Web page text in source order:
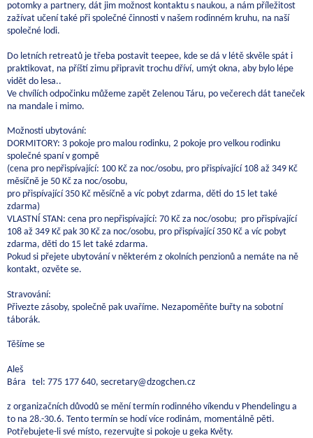
potomky a partnery, dát jim možnost kontaktu s naukou, a nám příležitost
zažívat učení také při společné činnosti v našem rodinném kruhu, na naší
společné lodi.
Do letních retreatů je třeba postavit teepee, kde se dá v létě skvěle spát i
praktikovat, na příští zimu připravit trochu dříví, umýt okna, aby bylo lépe
vidět do lesa..
Ve chvílích odpočinku můžeme zapět Zelenou Táru, po večerech dát taneček
na mandale i mimo.
Možnosti ubytování:
DORMITORY: 3 pokoje pro malou rodinku, 2 pokoje pro velkou rodinku
společné spaní v gompě
(cena pro nepřispívající: 100 Kč za noc/osobu, pro přispívající 108 až 349 Kč
měsíčně je 50 Kč za noc/osobu,
pro přispívající 350 Kč měsíčně a víc pobyt zdarma, děti do 15 let také
zdarma)
VLASTNÍ STAN: cena pro nepřispívající: 70 Kč za noc/osobu; pro přispívající
108 až 349 Kč pak 30 Kč za noc/osobu, pro přispívající 350 Kč a víc pobyt
zdarma, děti do 15 let také zdarma.
Pokud si přejete ubytování v některém z okolních penzionů a nemáte na ně
kontakt, ozvěte se.
Stravování:
Přivezte zásoby, společně pak uvaříme. Nezapoměňte buřty na sobotní
táborák.
Těšíme se
Aleš
Bára tel: 775 177 640, secretary@dzogchen.cz
z organizačních důvodů se mění termín rodinného víkendu v Phendelingu a
to na 28.-30.6. Tento termín se hodí více rodinám, momentálně pěti.
Potřebujete-li své místo, rezervujte si pokoje u geka Květy.